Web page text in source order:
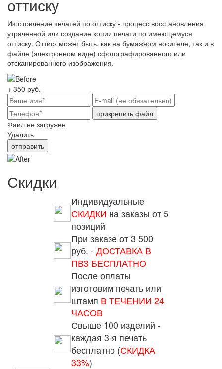
оттиску
Изготовление печатей по оттиску - процесс восстановления
утраченной или создание копии печати по имеющемуся
оттиску. Оттиск может быть, как на бумажном носителе, так и в
файле (электронном виде) сфотографированного или
отсканированного изображения.
+ 350 руб.
прикрепить файл
Файл не загружен
Удалить
отправить
Скидки
Индивидуальные
СКИДКИ на заказы от 5
позиций
При заказе от 3 500
руб. - ДОСТАВКА В
ПВЗ БЕСПЛАТНО
После оплаты
изготовим печать или
штамп В ТЕЧЕНИИ 24
ЧАСОВ
Свыше 100 изделий -
каждая 3-я печать
бесплатно (СКИДКА
33%)